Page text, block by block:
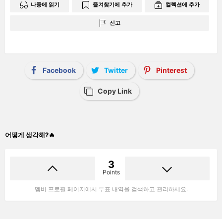
나중에 읽기 즐겨찾기에 추가 컬렉션에 추가
신고
Facebook Twitter Pinterest
Copy Link
어떻게 생각해?🔥
3
Points
멤버 프로필 페이지에서 투표 내역을 검색하고 관리하세요.